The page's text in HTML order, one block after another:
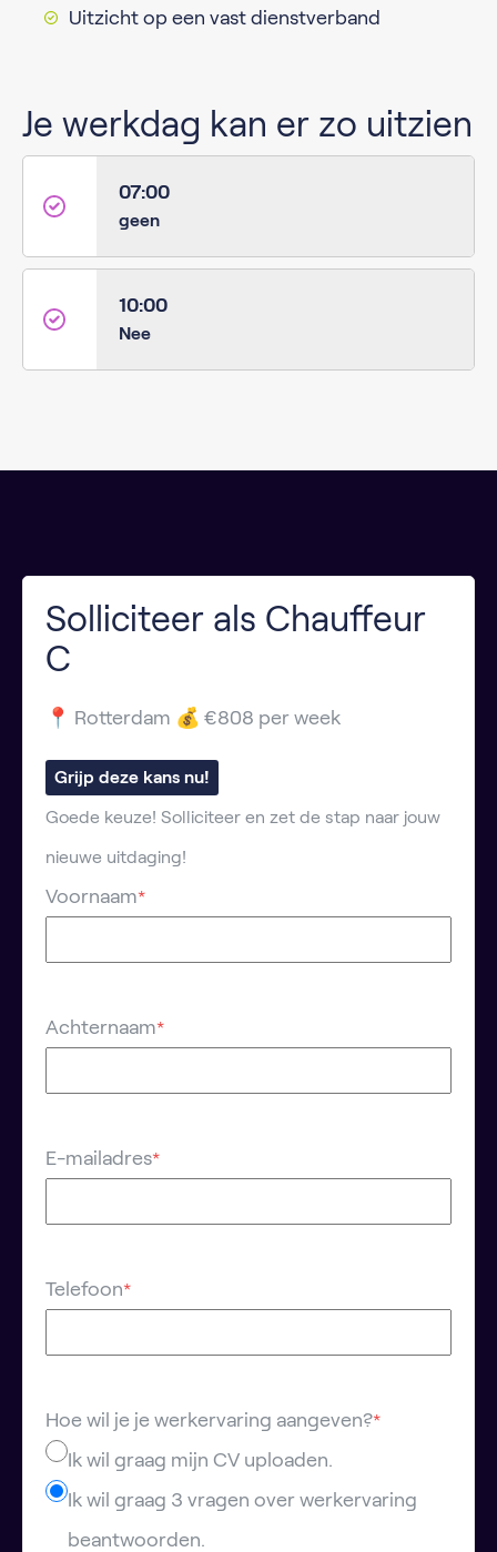
Uitzicht op een vast dienstverband
Je werkdag kan er zo uitzien
07:00
geen
10:00
Nee
Solliciteer als Chauffeur
C
📍 Rotterdam 💰 €808 per week
Grijp deze kans nu!
Goede keuze! Solliciteer en zet de stap naar jouw
nieuwe uitdaging!
Voornaam*
Achternaam*
E-mailadres*
Telefoon*
Hoe wil je je werkervaring aangeven?*
Ik wil graag mijn CV uploaden.
Ik wil graag 3 vragen over werkervaring
beantwoorden.